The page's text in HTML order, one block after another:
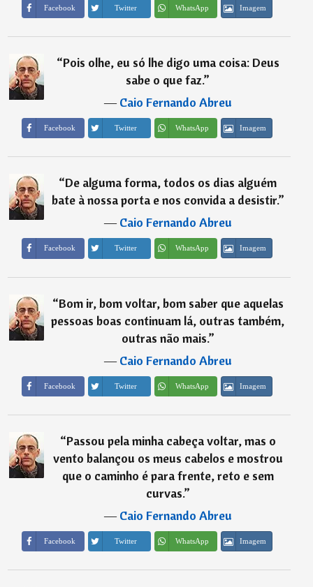
Facebook Twitter WhatsApp Imagem
“Pois olhe, eu só lhe digo uma coisa: Deus
sabe o que faz.”
―Caio Fernando Abreu
Facebook Twitter WhatsApp Imagem
“De alguma forma, todos os dias alguém
bate à nossa porta e nos convida a desistir.”
―Caio Fernando Abreu
Facebook Twitter WhatsApp Imagem
“Bom ir, bom voltar, bom saber que aquelas
pessoas boas continuam lá, outras também,
outras não mais.”
―Caio Fernando Abreu
Facebook Twitter WhatsApp Imagem
“Passou pela minha cabeça voltar, mas o
vento balançou os meus cabelos e mostrou
que o caminho é para frente, reto e sem
curvas.”
―Caio Fernando Abreu
Facebook Twitter WhatsApp Imagem